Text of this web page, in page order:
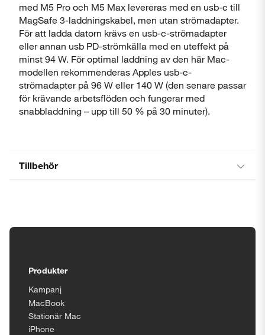
med M5 Pro och M5 Max levereras med en usb-c till
MagSafe 3-laddningskabel, men utan strömadapter.
För att ladda datorn krävs en usb-c-strömadapter
eller annan usb PD-strömkälla med en uteffekt på
minst 94 W. För optimal laddning av den här Mac-
modellen rekommenderas Apples usb-c-
strömadapter på 96 W eller 140 W (den senare passar
för krävande arbetsflöden och fungerar med
snabbladdning – upp till 50 % på 30 minuter).
Tillbehör
Produkter
Kampanj
MacBook
Stationär Mac
iPhone